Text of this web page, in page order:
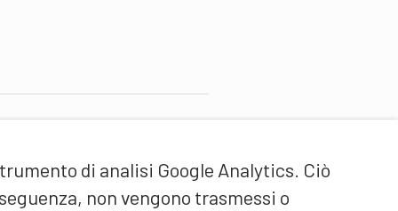
di analisi Google Analytics. Ciò
non vengono trasmessi o
universitaria federale
Sport Macolin SUFSM